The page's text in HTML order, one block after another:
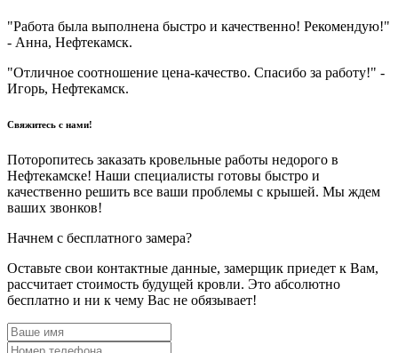
"Работа была выполнена быстро и качественно! Рекомендую!"
- Анна, Нефтекамск.
"Отличное соотношение цена-качество. Спасибо за работу!" -
Игорь, Нефтекамск.
Свяжитесь с нами!
Поторопитесь заказать кровельные работы недорого в
Нефтекамске! Наши специалисты готовы быстро и
качественно решить все ваши проблемы с крышей. Мы ждем
ваших звонков!
Начнем с бесплатного замера?
Оставьте свои контактные данные, замерщик приедет к Вам,
рассчитает стоимость будущей кровли. Это абсолютно
бесплатно и ни к чему Вас не обязывает!